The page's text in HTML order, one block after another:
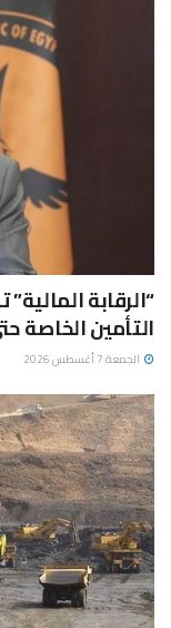
“الرقابة
التأمين الخاصة
الجمعة 7 أغسطس 2026